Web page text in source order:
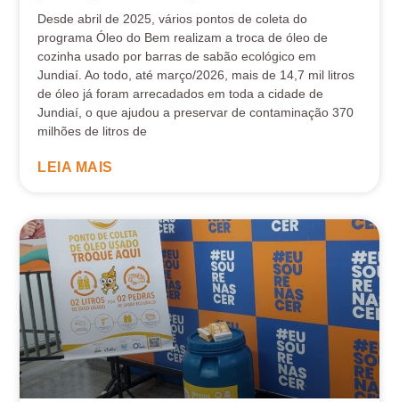
Desde abril de 2025, vários pontos de coleta do
programa Óleo do Bem realizam a troca de óleo de
cozinha usado por barras de sabão ecológico em
Jundiaí. Ao todo, até março/2026, mais de 14,7 mil litros
de óleo já foram arrecadados em toda a cidade de
Jundiaí, o que ajudou a preservar de contaminação 370
milhões de litros de
LEIA MAIS